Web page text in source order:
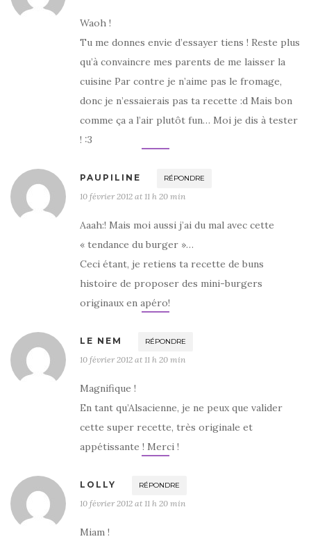
Waoh !
Tu me donnes envie d’essayer tiens ! Reste plus
qu’à convaincre mes parents de me laisser la
cuisine Par contre je n’aime pas le fromage,
donc je n’essaierais pas ta recette :d Mais bon
comme ça a l’air plutôt fun… Moi je dis à tester
! :3
PAUPILINE RÉPONDRE
10 février 2012 at 11 h 20 min
Aaah:! Mais moi aussi j’ai du mal avec cette
« tendance du burger »…
Ceci étant, je retiens ta recette de buns
histoire de proposer des mini-burgers
originaux en apéro!
LE NEM RÉPONDRE
10 février 2012 at 11 h 20 min
Magnifique !
En tant qu’Alsacienne, je ne peux que valider
cette super recette, très originale et
appétissante ! Merci !
LOLLY RÉPONDRE
10 février 2012 at 11 h 20 min
Miam !